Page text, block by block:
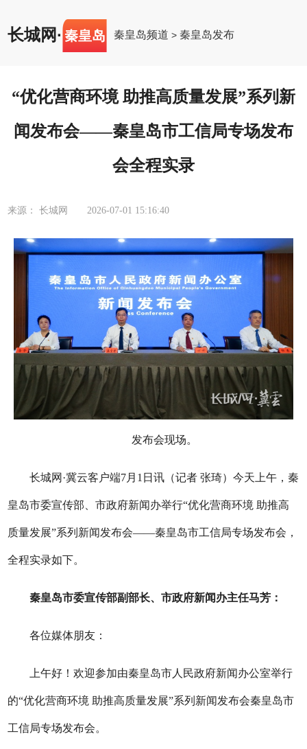
长城网· 秦皇岛 秦皇岛频道 > 秦皇岛发布
“优化营商环境 助推高质量发展”系列新
闻发布会——秦皇岛市工信局专场发布
会全程实录
来源： 长城网 2026-07-01 15:16:40
发布会现场。
长城网 ·冀云客户端7月1日讯（记者 张琦）今天上午 ，秦
皇岛市委宣传部、市政府新闻办举行“优化营商环境 助推高
质量发展”系列新闻发布会——秦皇岛市工信局专场发布会 ，
全程实录如下。
秦皇岛市委宣传部副部长、市政府新闻办主任马芳：
各位媒体朋友：
上午好！欢迎参加由秦皇岛市人民政府新闻办公室举行
的“优化营商环境 助推高质量发展”系列新闻发布会秦皇岛市
工信局专场发布会。